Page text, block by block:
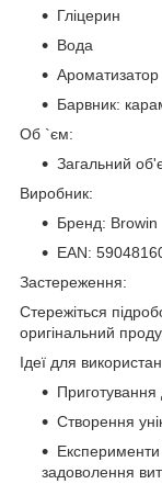
Гліцерин
Вода
Ароматизатор
Барвник:
Об `єм:
Загальний
Виробник:
Бренд: Browin
EAN:
Застереження:
Стережіться
оригінальний
Ідеї для
Приготування
Створення
задоволення